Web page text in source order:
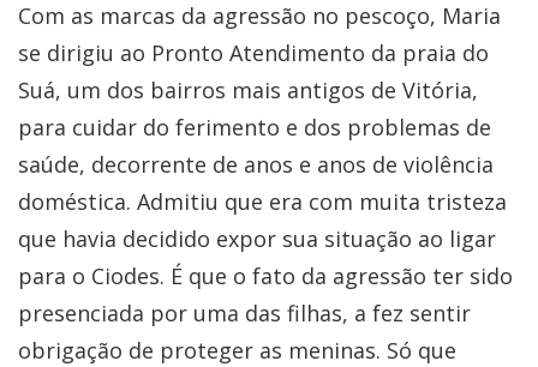
Com as marcas da agressão no pescoço, Maria
se dirigiu ao Pronto Atendimento da praia do
Suá, um dos bairros mais antigos de Vitória,
para cuidar do ferimento e dos problemas de
saúde, decorrente de anos e anos de violência
doméstica. Admitiu que era com muita tristeza
que havia decidido expor sua situação ao ligar
para o Ciodes. É que o fato da agressão ter sido
presenciada por uma das filhas, a fez sentir
obrigação de proteger as meninas. Só que